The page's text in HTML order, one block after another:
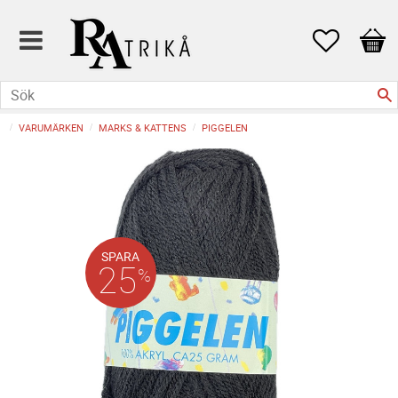
Favoriter
VARUMÄRKEN MARKS & KATTENS PIGGELEN
SPARA
25%